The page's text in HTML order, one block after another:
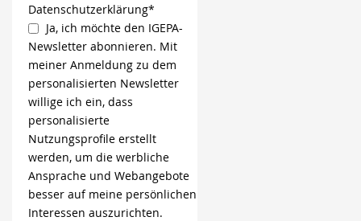
Datenschutzerklärung*
Ja, ich möchte den IGEPA-
Newsletter abonnieren. Mit
meiner Anmeldung zu dem
personalisierten Newsletter
willige ich ein, dass
personalisierte
Nutzungsprofile erstellt
werden, um die werbliche
Ansprache und Webangebote
besser auf meine persönlichen
Interessen auszurichten.